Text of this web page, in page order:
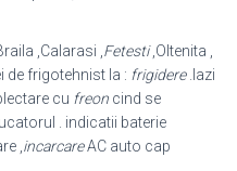
,Calarasi , Fetesti,Oltenita ,
de frigotehnist la : frigidere.lazi
cu freon cind se
. indicatii baterie
, incarcareAC auto cap